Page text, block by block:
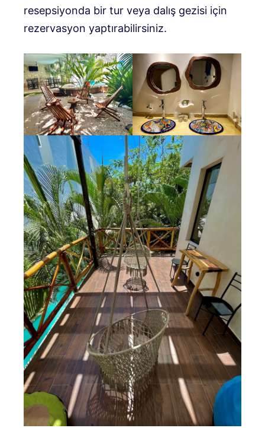
resepsiyonda bir tur veya dalış gezisi için
rezervasyon yaptırabilirsiniz.